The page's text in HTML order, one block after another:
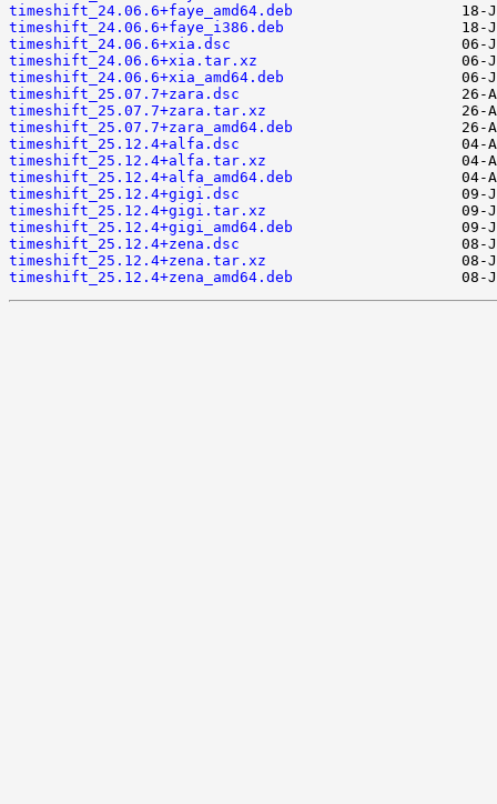
timeshift_24.06.6+faye_amd64.deb
timeshift_24.06.6+faye_i386.deb
timeshift_24.06.6+xia.dsc
timeshift_24.06.6+xia.tar.xz
timeshift_24.06.6+xia_amd64.deb
timeshift_25.07.7+zara.dsc
timeshift_25.07.7+zara.tar.xz
timeshift_25.07.7+zara_amd64.deb
timeshift_25.12.4+alfa.dsc
timeshift_25.12.4+alfa.tar.xz
timeshift_25.12.4+alfa_amd64.deb
timeshift_25.12.4+gigi.dsc
timeshift_25.12.4+gigi.tar.xz
timeshift_25.12.4+gigi_amd64.deb
timeshift_25.12.4+zena.dsc
timeshift_25.12.4+zena.tar.xz
timeshift_25.12.4+zena_amd64.deb